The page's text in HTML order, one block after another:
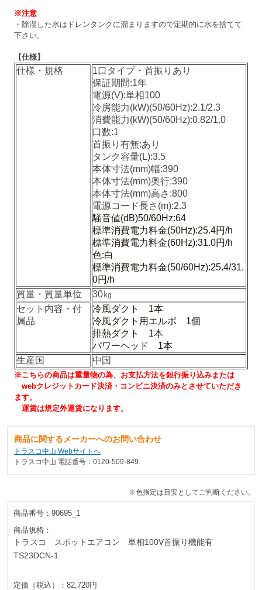
※注意
・除湿した水はドレンタンクに溜まりますので定期的に水を捨てて
下さい。
【仕様】
仕様・規格
1口タイプ・首振りあり
保証期間:1年
電源(V):単相100
冷房能力(kW)(50/60Hz):2.1/2.3
消費能力(kW)(50/60Hz):0.82/1.0
口数:1
首振り有無:あり
タンク容量(L):3.5
本体寸法(mm)幅:390
本体寸法(mm)奥行:390
本体寸法(mm)高さ:800
電源コード長さ(m):2.3
騒音値(dB)50/60Hz:64
標準消費電力料金(50Hz):25.4円/h
標準消費電力料金(60Hz):31.0円/h
色:白
標準消費電力料金(50/60Hz):25.4/31.
0円/h
質量・質量単位
30㎏
セット内容・付
属品
冷風ダクト 1本
冷風ダクト用エルボ 1個
排熱ダクト 1本
パワーヘッド 1本
生産国
中国
※こちらの商品は重量物の為、お支払方法を銀行振り込みまたは
webクレジットカード決済・コンビニ決済のみとさせていただき
ます。
運賃は規定外運賃になります。
商品に関するメーカーへのお問い合わせ
トラスコ中山 Webサイトへ
トラスコ中山 電話番号：0120-509-849
※色指定は目安としてご判断ください。
商品番号： 90695_1
商品規格：
トラスコ スポットエアコン 単相100V首振り機能有
TS23DCN-1
定価（税込）： 82,720円